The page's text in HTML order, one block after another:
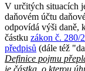
V určitých situacích
daňovém účtu
odpovídá výši daně,
částku zákon č. 280/
předpisů (dále též
Definice pojmu
je částka, o kterou